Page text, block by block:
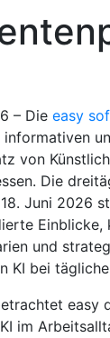
– Die easy
informativen
von
Die
Juni 2026
Einblicke,
und
KI bei
easy
im